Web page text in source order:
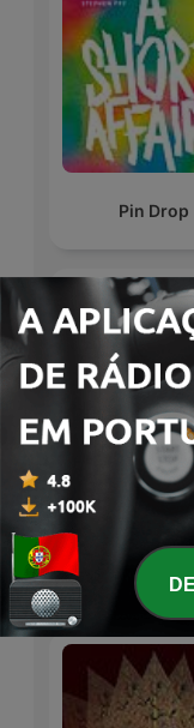
Pin Drop
Audiolibros